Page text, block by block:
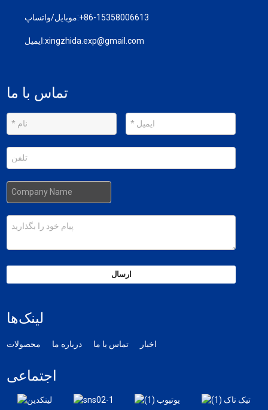
موبایل/واتساپ:‎+86-15358006613‎
ایمیل:xingzhida.exp@gmail.com
تماس با ما
ارسال
لینک‌ها
محصولات درباره ما تماس با ما اخبار
اجتماعی